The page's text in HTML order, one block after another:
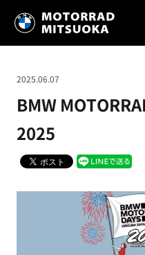
BMW
2025
2025.06.07